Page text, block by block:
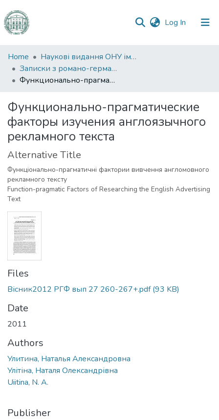
Log In (current)
Communities
&
Collections
Statistics
Home
Наукові видання ОНУ імені І. І. Мечникова
Записки з романо-германської філології
Функционально-прагматические факторы изучения англоязычного рекламного текста
Функционально-прагматические
факторы изучения англоязычного
рекламного текста
Alternative Title
Функціонально-прагматичні фактории вивчення англомовного
рекламного тексту
Function-pragmatic Factors of Researching the English Advertising
Text
Files
Вісник2012 РГФ вып 27 260-267+.pdf(93 KB)
Date
2011
Authors
Улитина, Наталья Александровна
Улітіна, Наталя Олександрівна
Uiitina, N. A.
Publisher